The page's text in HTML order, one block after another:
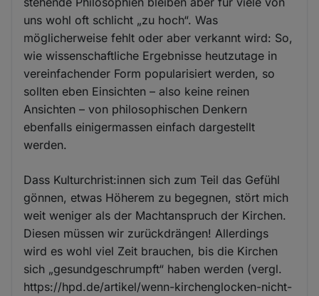
uns wohl oft schlicht „zu hoch“. Was
möglicherweise fehlt oder aber verkannt wird: So,
wie wissenschaftliche Ergebnisse heutzutage in
vereinfachender Form popularisiert werden, so
sollten eben Einsichten – also keine reinen
Ansichten – von philosophischen Denkern
ebenfalls einigermassen einfach dargestellt
werden.
Dass Kulturchrist:innen sich zum Teil das Gefühl
gönnen, etwas Höherem zu begegnen, stört mich
weit weniger als der Machtanspruch der Kirchen.
Diesen müssen wir zurückdrängen! Allerdings
wird es wohl viel Zeit brauchen, bis die Kirchen
sich „gesundgeschrumpft“ haben werden (vergl.
https://hpd.de/artikel/wenn-kirchenglocken-nicht-